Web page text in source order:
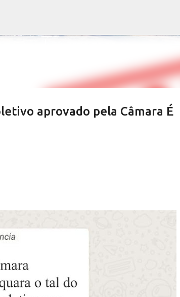
aprovado pela Câmara É